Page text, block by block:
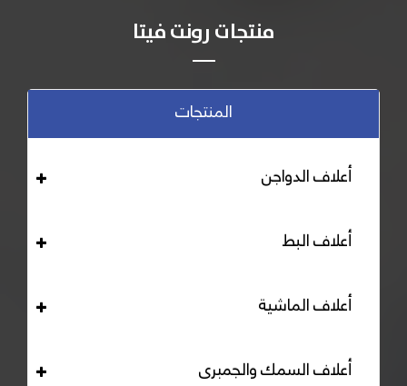
منتجات رونت فيتا
المنتجات
أعلاف الدواجن
أعلاف البط
أعلاف الماشية
أعلاف السمك والجمبرى